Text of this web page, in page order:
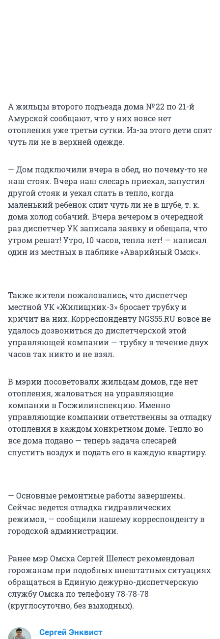
А жильцы второго подъезда дома № 22 по 21-й
Амурской сообщают, что у них вовсе нет
отопления уже третьи сутки. Из-за этого дети спят
чуть ли не в верхней одежде.
— Дом подключили вчера в обед, но почему-то не
наш стояк. Вчера наш слесарь приехал, запустил
другой стояк и уехал спать в тепло, когда
маленький ребенок спит чуть ли не в шубе, т. к.
дома холод собачий. Вчера вечером в очередной
раз диспетчер УК записала заявку и обещала, что
утром решат! Утро, 10 часов, тепла нет! — написал
один из местных в паблике «Аварийный Омск».
Также жители пожаловались, что диспетчер
местной УК «Жилищник-3» бросает трубку и
кричит на них. Корреспонденту NGS55.RU вовсе не
удалось дозвониться до диспетчерской этой
управляющей компании — трубку в течение двух
часов так никто и не взял.
В мэрии посоветовали жильцам домов, где нет
отопления, жаловаться на управляющие
компании в Госжилинспекцию. Именно
управляющие компании ответственны за отладку
отопления в каждом конкретном доме. Тепло во
все дома подано — теперь задача слесарей
спустить воздух и подать его в каждую квартиру.
— Основные ремонтные работы завершены.
Сейчас ведется отладка гидравлических
режимов, — сообщили нашему корреспонденту в
городской администрации.
Ранее мэр Омска Сергей Шелест рекомендовал
горожанам при подобных внештатных ситуациях
обращаться в Единую дежурно-диспетчерскую
службу Омска по телефону 78-78-78
(круглосуточно, без выходных).
Сергей Энквист